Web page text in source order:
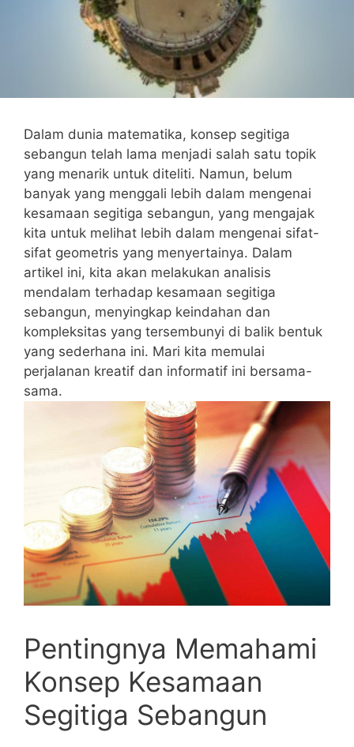
Dalam dunia matematika,⁤ konsep segitiga
sebangun telah lama ⁣menjadi ⁤salah ​satu topik
yang menarik untuk diteliti. Namun, belum
banyak yang menggali lebih dalam mengenai
kesamaan ‍segitiga sebangun, yang ⁣mengajak
kita untuk melihat lebih dalam mengenai sifat-
sifat geometris yang menyertainya. Dalam
artikel ini, kita akan melakukan analisis
mendalam⁤ terhadap⁣ kesamaan segitiga
sebangun, menyingkap keindahan dan
kompleksitas yang tersembunyi di ​balik bentuk
yang sederhana ‌ini. Mari⁣ kita memulai
perjalanan kreatif dan informatif ini bersama-
sama.
Pentingnya ‍Memahami
Konsep Kesamaan
Segitiga Sebangun